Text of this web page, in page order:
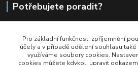
Potřebujete poradit?
Volejte: Po - Pá (10:00 - 18:00)
info@ragbyobchod.cz
Pro základní funkčnost, zpříjemnění
účely a v případě udělení souhlasu
využíváme soubory cookies.
cookies můžete kdykoli upravit